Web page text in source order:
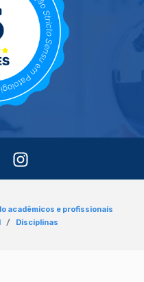
acadêmicos e profissionais
Disciplinas